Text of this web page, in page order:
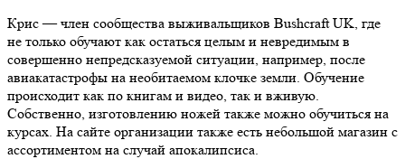
Крис — член сообщества выживальщиков Bushcraft UK, где
не только обучают как остаться целым и невредимым в
совершенно непредсказуемой ситуации, например, после
авиакатастрофы на необитаемом клочке земли. Обучение
происходит как по книгам и видео, так и вживую.
Собственно, изготовлению ножей также можно обучиться на
курсах. На сайте организации также есть небольшой магазин с
ассортиментом на случай апокалипсиса.